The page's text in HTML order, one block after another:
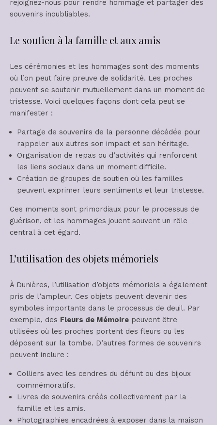
Le soutien à la famille et aux amis
Les cérémonies et les hommages sont des moments
où l’on peut faire preuve de solidarité. Les proches
peuvent se soutenir mutuellement dans un moment de
tristesse. Voici quelques façons dont cela peut se
manifester :
Partage de souvenirs de la personne décédée pour
rappeler aux autres son impact et son héritage.
Organisation de repas ou d’activités qui renforcent
les liens sociaux dans un moment difficile.
Création de groupes de soutien où les familles
peuvent exprimer leurs sentiments et leur tristesse.
Ces moments sont primordiaux pour le processus de
guérison, et les hommages jouent souvent un rôle
central à cet égard.
L’utilisation des objets mémoriels
À Dunières, l’utilisation d’objets mémoriels a également
pris de l’ampleur. Ces objets peuvent devenir des
symboles importants dans le processus de deuil. Par
exemple, des Fleurs de Mémoire peuvent être
utilisées où les proches portent des fleurs ou les
déposent sur la tombe. D’autres formes de souvenirs
peuvent inclure :
Colliers avec les cendres du défunt ou des bijoux
commémoratifs.
Livres de souvenirs créés collectivement par la
famille et les amis.
Photographies encadrées à exposer dans la maison